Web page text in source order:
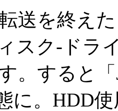
送を終え
スク-ドラ
。すると
に。HDD